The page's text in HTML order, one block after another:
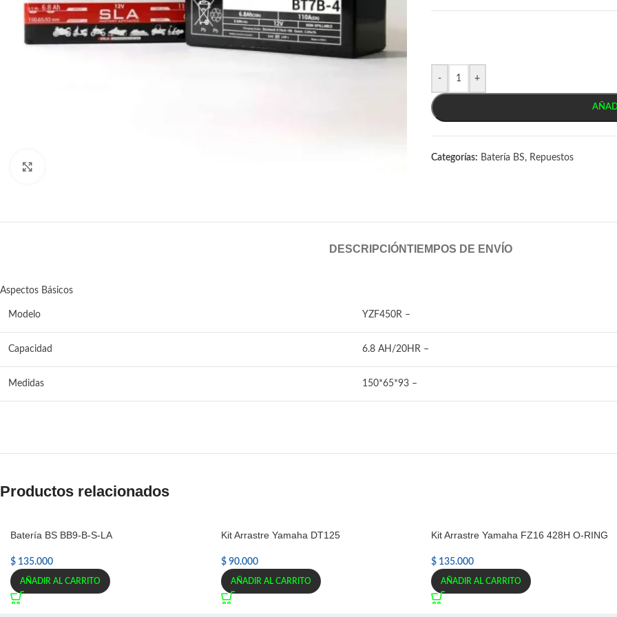
- +
Categorías: Batería BS, Repuestos
DESCRIPCIÓNTIEMPOS DE ENVÍO
Aspectos Básicos
Modelo YZF450R –
Capacidad 6.8 AH/20HR –
Medidas 150*65*93 –
Productos relacionados
Batería BS BB9-B-S-LA
$ 135.000
AÑADIR AL CARRITO
Kit Arrastre Yamaha DT125
$90.000
AÑADIR AL CARRITO
Kit Arrastre Yamaha FZ16 428H O-RING
$ 135.000
AÑADIR AL CARRITO